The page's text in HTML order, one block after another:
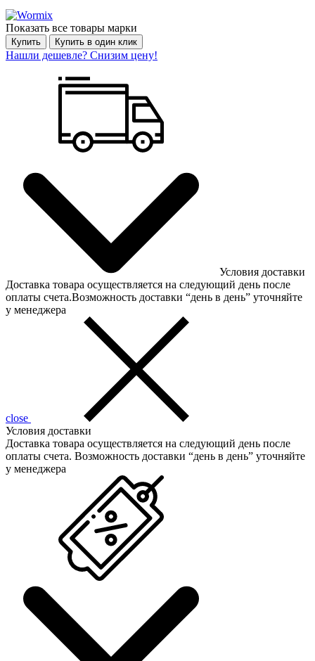
Показать все товары марки
Купить Купить в один клик
Нашли дешевле? Снизим цену!
Условия доставки
Доставка товара осуществляется на следующий день после
оплаты счета.Возможность доставки “день в день” уточняйте
у менеджера
close
Условия доставки
Доставка товара осуществляется на следующий день после
оплаты счета. Возможность доставки “день в день” уточняйте
у менеджера